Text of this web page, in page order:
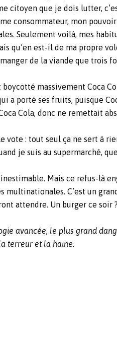
citoyen que je dois lutter,
consommateur, mon
Seulement voilà, mes
qu’en est-il de ma propre
de la viande que trois
boycotté massivement Coca
a porté ses fruits, puisque
Cola, donc ne remettait
vote : tout seul ça ne sert à
je suis au supermarché,
Mais ce refus-là
multinationales. C’est un
attendre. Un burger ce soir
avancée, le plus grand
terreur et la haine.